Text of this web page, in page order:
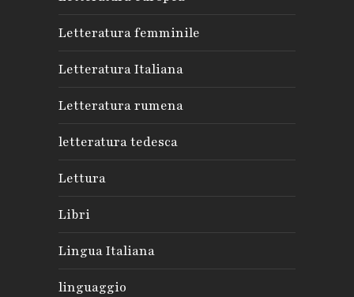
Letteratura femminile
Letteratura Italiana
Letteratura rumena
letteratura tedesca
Lettura
Libri
Lingua Italiana
linguaggio